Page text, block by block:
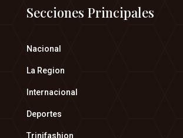
Secciones Principales
Nacional
La Region
Internacional
Deportes
Trinifashion